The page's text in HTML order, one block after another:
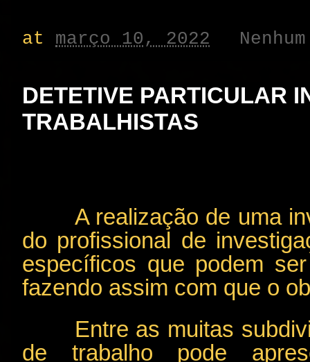
at março 10, 2022
DETETIVE PARTICULAR
TRABALHISTAS
A realização de uma
do profissional de
específicos que podem
fazendo assim com que o
Entre as muitas
de trabalho pode